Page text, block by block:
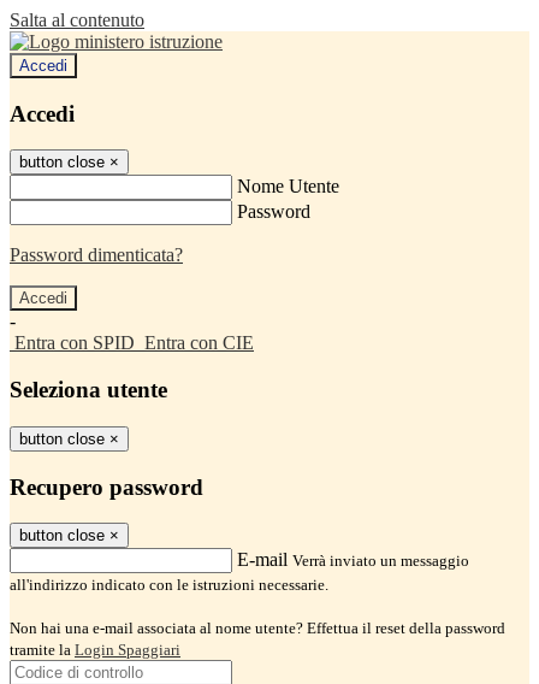
Salta al contenuto
Accedi
Accedi
button close ×
Nome Utente
Password
Password dimenticata?
-
Entra con SPID Entra con CIE
Seleziona utente
button close ×
Recupero password
button close ×
E-mail Verrà inviato un messaggio
all'indirizzo indicato con le istruzioni necessarie.
Non hai una e-mail associata al nome utente? Effettua il reset della password
tramite la Login Spaggiari